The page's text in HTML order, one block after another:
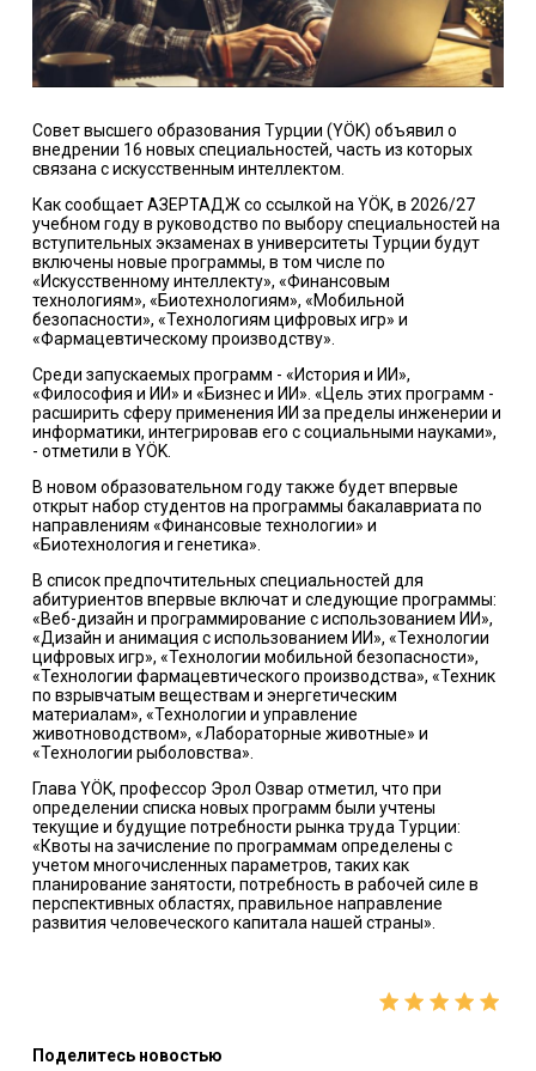
Совет высшего образования Турции (YÖK) объявил о
внедрении 16 новых специальностей, часть из которых
связана с искусственным интеллектом.
Как сообщает АЗЕРТАДЖ со ссылкой на YÖK, в 2026/27
учебном году в руководство по выбору специальностей на
вступительных экзаменах в университеты Турции будут
включены новые программы, в том числе по
«Искусственному интеллекту», «Финансовым
технологиям», «Биотехнологиям», «Мобильной
безопасности», «Технологиям цифровых игр» и
«Фармацевтическому производству».
Среди запускаемых программ - «История и ИИ»,
«Философия и ИИ» и «Бизнес и ИИ». «Цель этих программ -
расширить сферу применения ИИ за пределы инженерии и
информатики, интегрировав его с социальными науками»,
- отметили в YÖK.
В новом образовательном году также будет впервые
открыт набор студентов на программы бакалавриата по
направлениям «Финансовые технологии» и
«Биотехнология и генетика».
В список предпочтительных специальностей для
абитуриентов впервые включат и следующие программы:
«Веб-дизайн и программирование с использованием ИИ»,
«Дизайн и анимация с использованием ИИ», «Технологии
цифровых игр», «Технологии мобильной безопасности»,
«Технологии фармацевтического производства», «Техник
по взрывчатым веществам и энергетическим
материалам», «Технологии и управление
животноводством», «Лабораторные животные» и
«Технологии рыболовства».
Глава YÖK, профессор Эрол Озвар отметил, что при
определении списка новых программ были учтены
текущие и будущие потребности рынка труда Турции:
«Квоты на зачисление по программам определены с
учетом многочисленных параметров, таких как
планирование занятости, потребность в рабочей силе в
перспективных областях, правильное направление
развития человеческого капитала нашей страны».
Поделитесь новостью